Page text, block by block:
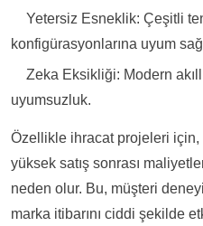
Yetersiz Esneklik: Çeşitli
konfigürasyonlarına uyum
Zeka Eksikliği: Modern
uyumsuzluk.
Özellikle ihracat projeleri için,
yüksek satış sonrası
neden olur. Bu, müşteri
marka itibarını ciddi şekilde